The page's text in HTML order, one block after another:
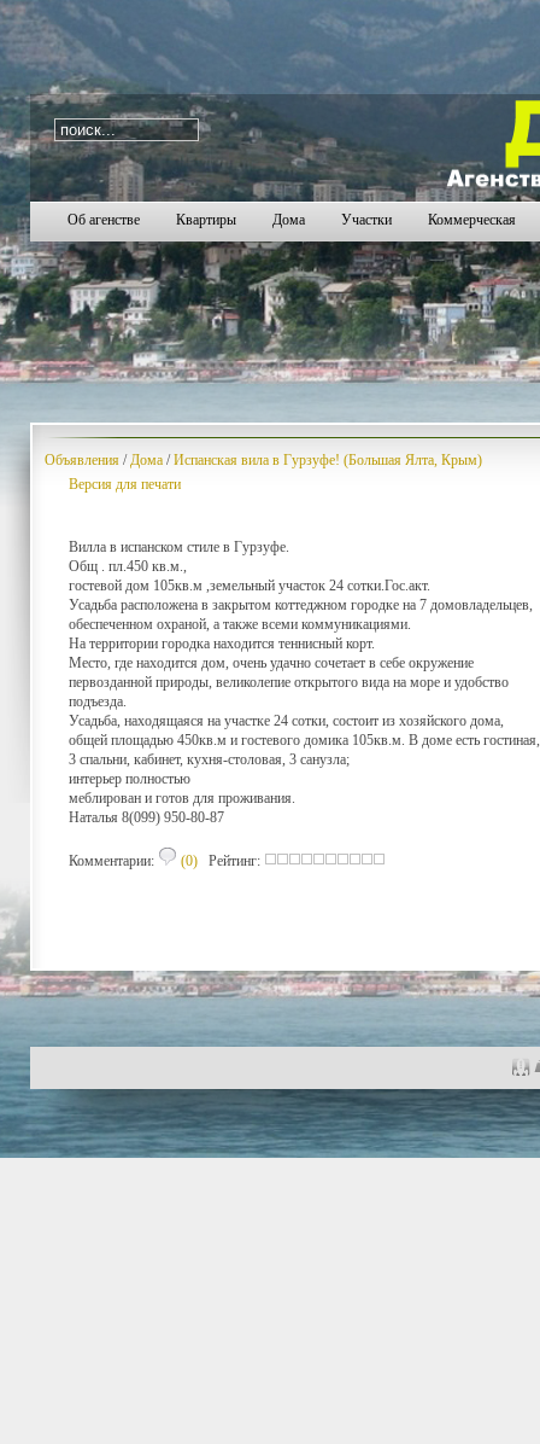
i=331
15631564 1565 1567 1568 1569
Об агенстве Квартиры Дома Участки Коммерческая
Объявления /Дома /Испанская вила в Гурзуфе! (Большая Ялта, Крым)
Версия для печати
Вилла в испанском стиле в Гурзуфе.
Общ . пл.450 кв.м.,
гостевой дом 105кв.м ,земельный участок 24 сотки.Гос.акт.
Усадьба расположена в закрытом коттеджном городке на 7 домовладельцев,
обеспеченном охраной, а также всеми коммуникациями.
На территории городка находится теннисный корт.
Место, где находится дом, очень удачно сочетает в себе окружение
первозданной природы, великолепие открытого вида на море и удобство
подъезда.
Усадьба, находящаяся на участке 24 сотки, состоит из хозяйского дома,
общей площадью 450кв.м и гостевого домика 105кв.м. В доме есть гостиная,
3 спальни, кабинет, кухня-столовая, 3 санузла;
интерьер полностью
меблирован и готов для проживания.
Наталья 8(099) 950-80-87
Комментарии: (0) Рейтинг: